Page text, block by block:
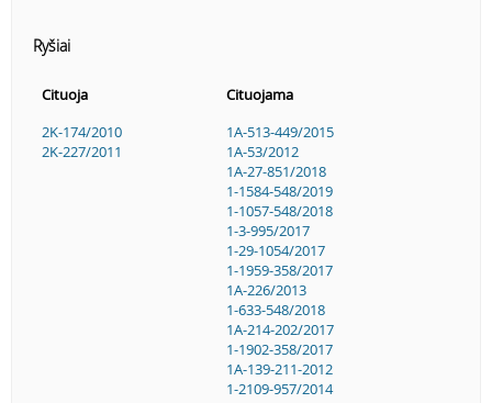
Ryšiai
Cituoja
Cituojama
2K-174/2010
2K-227/2011
1A-513-449/2015
1A-53/2012
1A-27-851/2018
1-1584-548/2019
1-1057-548/2018
1-3-995/2017
1-29-1054/2017
1-1959-358/2017
1A-226/2013
1-633-548/2018
1A-214-202/2017
1-1902-358/2017
1A-139-211-2012
1-2109-957/2014